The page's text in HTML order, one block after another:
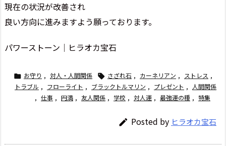
現在の状況が改善され
良い方向に進みますよう願っております。
パワーストーン│ヒラオカ宝石
 お守り , 対人・人間関係  さざれ石 , カーネリアン , ストレス ,
トラブル , フローライト , ブラックトルマリン , プレゼント ,
人間関係
, 仕事 , 円満 , 友人関係 , 学校 , 対人運 , 最強運の種 , 特集
 Posted by ヒラオカ宝石